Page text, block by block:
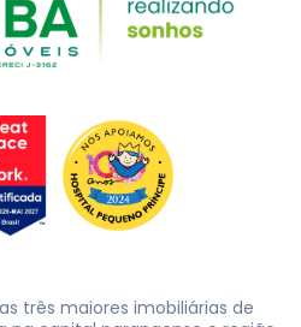
três maiores imobiliárias de